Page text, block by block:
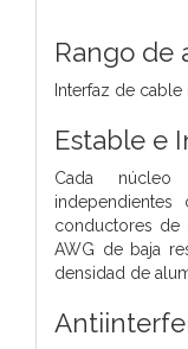
Rango de
Interfaz de cable
Estable e
Cada
conductores de
AWG de baja
densidad de